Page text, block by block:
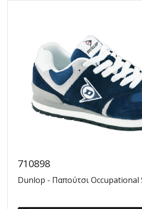
710898
Dunlop - Παπούτσι Occupational